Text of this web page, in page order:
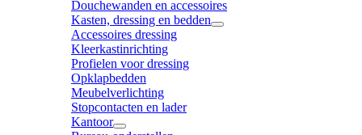
Douchewanden en accessoires
Kasten, dressing en bedden
Accessoires dressing
Kleerkastinrichting
Profielen voor dressing
Opklapbedden
Meubelverlichting
Stopcontacten en lader
Kantoor